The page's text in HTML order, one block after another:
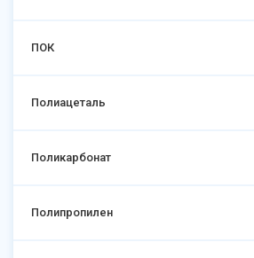
ПОК
Полиацеталь
Поликарбонат
Полипропилен